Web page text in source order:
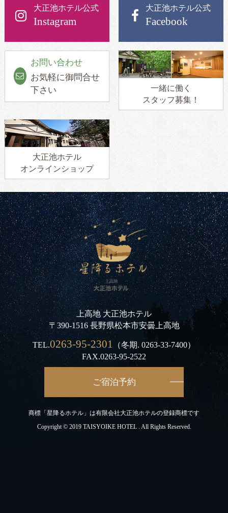
大正池ホテル公式
Instagram
大正池ホテル公式
Facebook
お問い合わせ
お気軽に御問合せ
下さい
一緒に働く
スタッフ募集！
大正池ホテル
オンラインショップ
上高地 大正池ホテル
〒390-1516 長野県松本市安曇上高地
TEL.0263-95-2301 （冬期.0263-33-7400）
FAX.0263-95-2522
ご宿泊予約
商標「星降るホテル」は有限会社大正池ホテルの登録商標です
Copyright © 2019 TAISYOIKE HOTEL . All Rights Reserved.